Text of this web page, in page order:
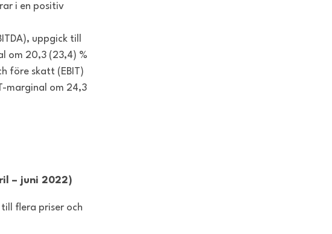
i en positiv
uppgick till
om 20,3 (23,4) %
före skatt (EBIT)
marginal om 24,3
– juni 2022)
flera priser och